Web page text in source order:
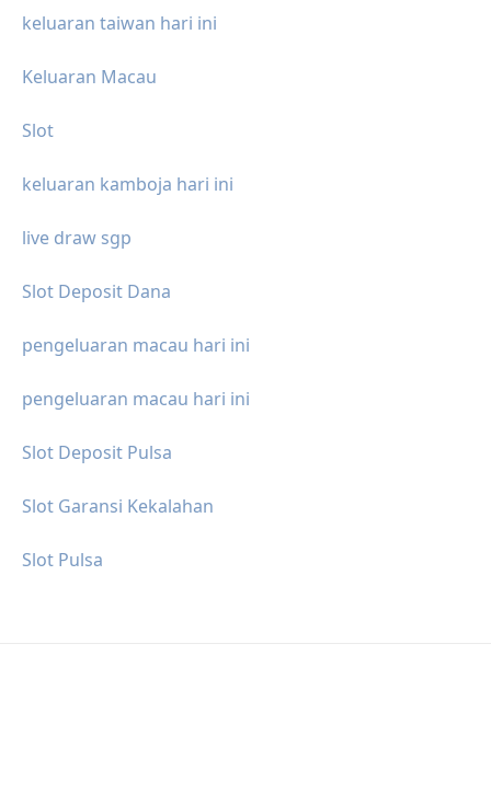
keluaran taiwan hari ini
Keluaran Macau
Slot
keluaran kamboja hari ini
live draw sgp
Slot Deposit Dana
pengeluaran macau hari ini
pengeluaran macau hari ini
Slot Deposit Pulsa
Slot Garansi Kekalahan
Slot Pulsa